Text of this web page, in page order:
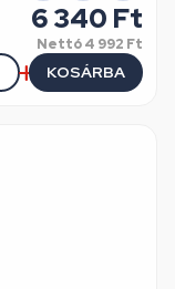
6 340 Ft
Nettó4 992 Ft
KOSÁRBA